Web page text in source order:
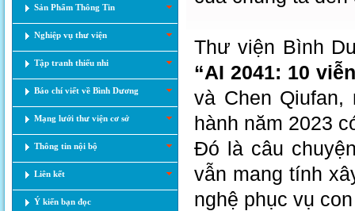
Sản Phẩm Thông Tin
Nghiệp vụ thư viện
Tập tranh thiếu nhi
Báo chí viết về Bình Dương
Mạng lưới thư viện cơ sở
Thông tin nội bộ
Liên kết
Ý kiến bạn đọc
Thư viện Bình
“AI 2041: 10
và Chen
hành năm 2023
Đó là câu
vẫn mang tính
nghệ phục vụ